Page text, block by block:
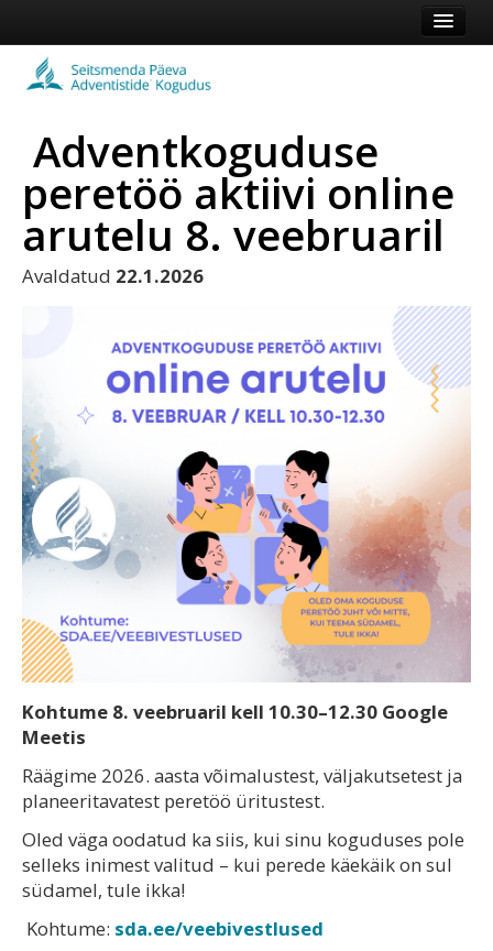
Koduleht
Vaata veel
Logi sisse või registreeru
Adventkoguduse
peretöö aktiivi online
arutelu 8. veebruaril
Avaldatud 22.1.2026
Kohtume 8. veebruaril kell 10.30–12.30 Google
Meetis
Räägime 2026. aasta võimalustest, väljakutsetest ja
planeeritavatest peretöö üritustest.
Oled väga oodatud ka siis, kui sinu koguduses pole
selleks inimest valitud – kui perede käekäik on sul
südamel, tule ikka!
Kohtume: sda.ee/veebivestlused